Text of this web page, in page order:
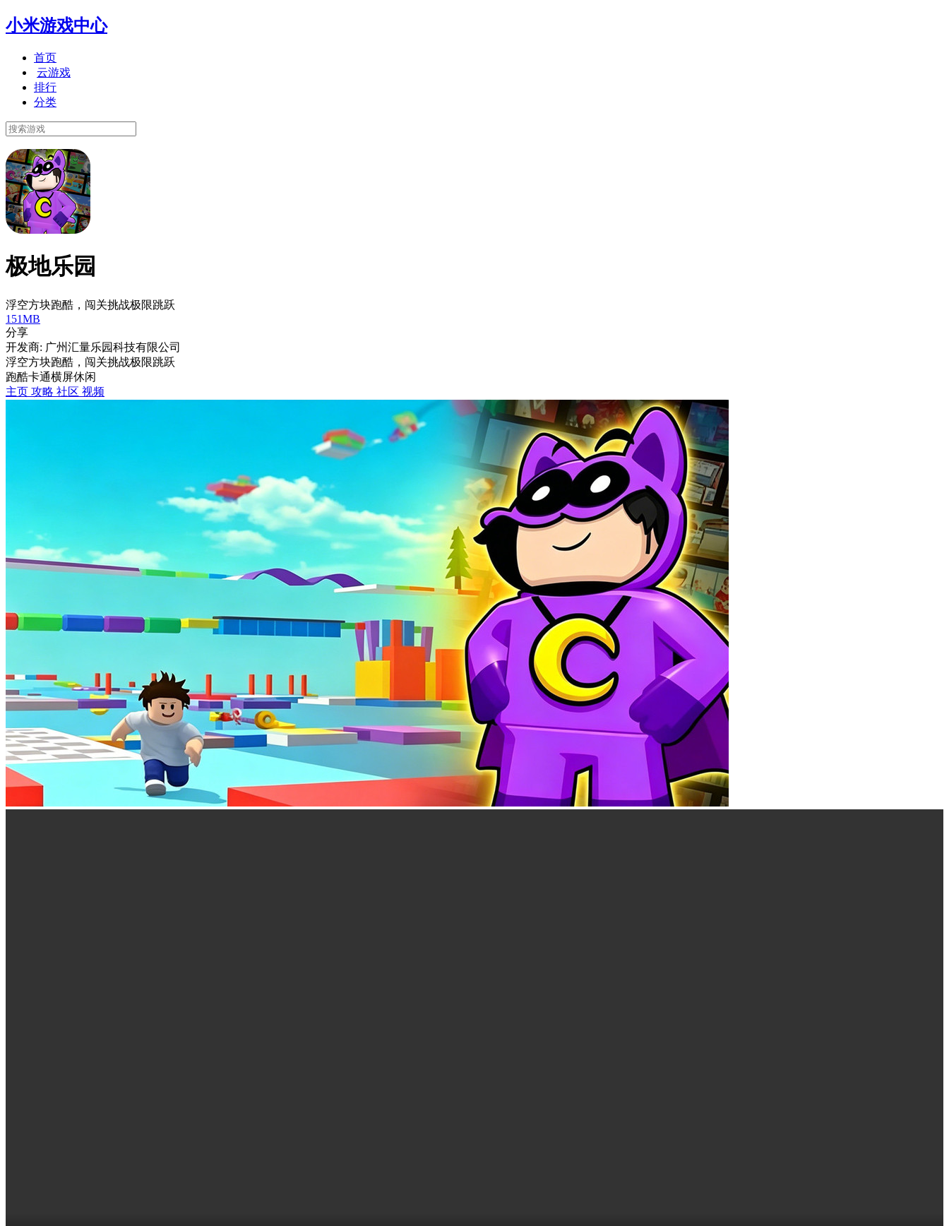
小米游戏中心
首页
云游戏
排行
分类
极地乐园
浮空方块跑酷，闯关挑战极限跳跃
151MB
分享
开发商: 广州汇量乐园科技有限公司
浮空方块跑酷，闯关挑战极限跳跃
跑酷卡通横屏休闲
主页 攻略 社区 视频